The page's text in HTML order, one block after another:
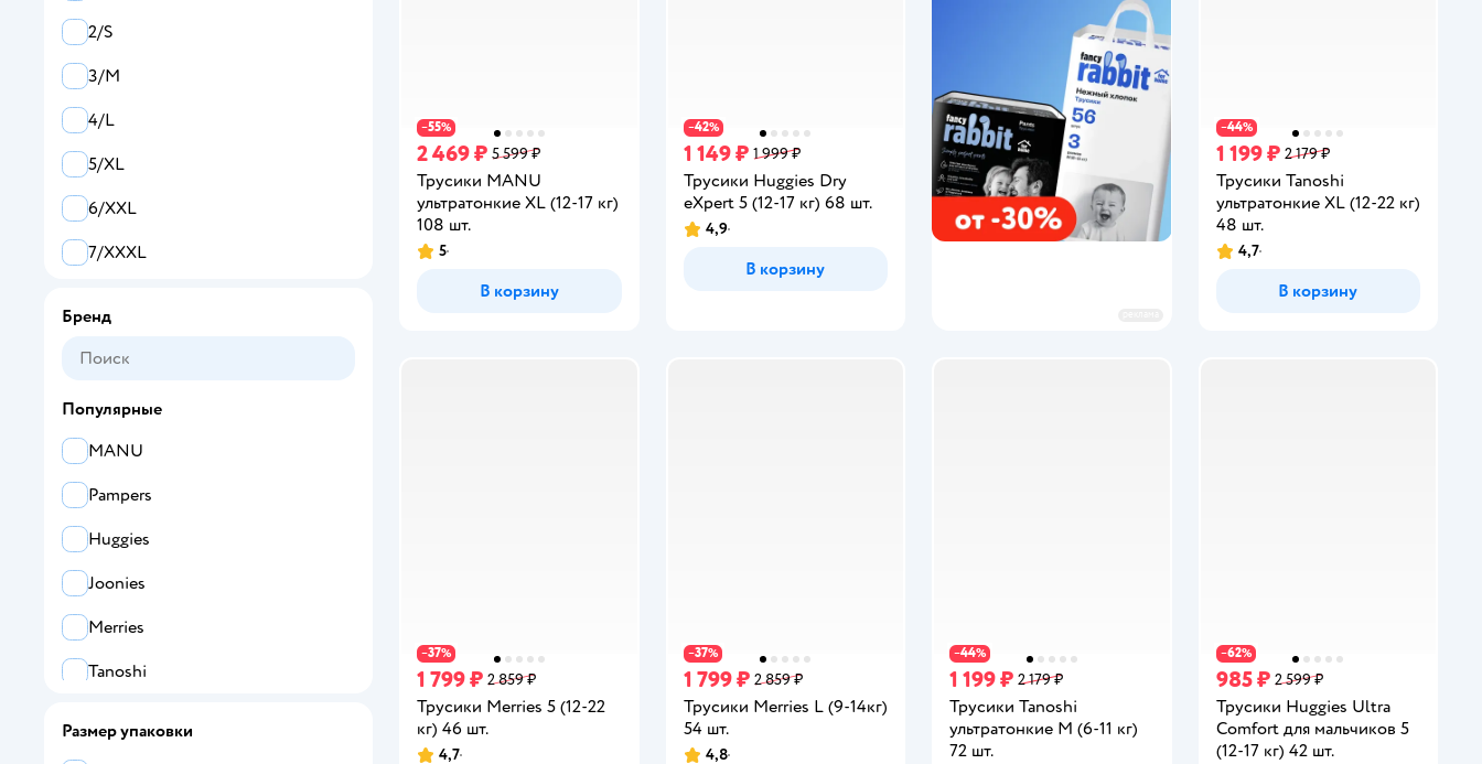
−55%
2 469 ₽ 5 599 ₽
Трусики MANU
ультратонкие XL (12-17 кг)
108 шт.
Рейтинг:
5
В корзину
−42%
1 149 ₽ 1 999 ₽
Трусики Huggies Dry
eXpert 5 (12-17 кг) 68 шт.
Рейтинг:
4,9
В корзину
−44%
1 199 ₽ 2 179 ₽
Трусики Tanoshi
ультратонкие XL (12-22 кг)
48 шт.
Рейтинг:
4,7
В корзину
−37%
1 799 ₽ 2 859 ₽
Трусики Merries 5 (12-22
кг) 46 шт.
4,7
−37%
1 799 ₽ 2 859 ₽
Трусики Merries L (9-14кг)
54 шт.
4,8
−44%
1 199 ₽ 2 179 ₽
Трусики Tanoshi
ультратонкие M (6-11 кг)
72 шт.
−62%
985 ₽ 2 599 ₽
Трусики Huggies Ultra
Comfort для мальчиков 5
(12-17 кг) 42 шт.
2/S
3/M
4/L
5/XL
6/XXL
7/XXXL
Бренд
Популярные
MANU
Pampers
Huggies
Joonies
Merries
Tanoshi
Размер упаковки